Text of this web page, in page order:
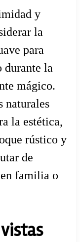
y
la
para
durante la
mágico.
naturales
la estética,
rústico y
de
familia o